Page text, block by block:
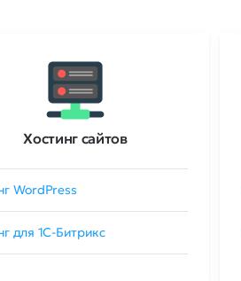
Хостинг сайтов
WordPress
для 1C-Битрикс